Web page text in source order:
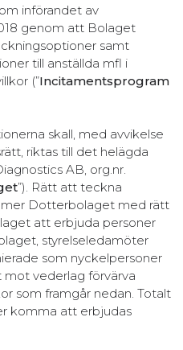
införandet av
genom att Bolaget
samt
till anställda mfl i
(”Incitamentsprogram
skall, med avvikelse
riktas till det helägda
AB, org.nr.
”). Rätt att teckna
Dotterbolaget med rätt
att erbjuda personer
styrelseledamöter
som nyckelpersoner
mot vederlag förvärva
som framgår nedan. Totalt
komma att erbjudas